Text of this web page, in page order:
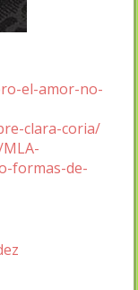
el-amor-no-
clara-coria/
formas-de-